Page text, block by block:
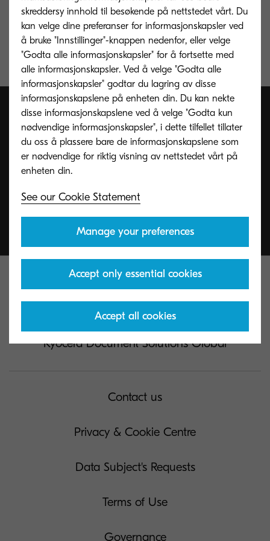
EFI Fiery fargestyringssystem som opsjon
Komponenter med lang levetid gir effektivitet og
pålitelighet uten sammenligning
Kyocera Document Solutions Global
Contact us
Privacy & Cookie Centre
Data Subject's Requests
Terms of Use
Governance
skreddersy innhold til besøkende på nettstedet vårt. Du
kan velge dine preferanser for informasjonskapsler ved
å bruke "Innstillinger"-knappen nedenfor, eller velge
"Godta alle informasjonskapsler" for å fortsette med
alle informasjonskapsler. Ved å velge "Godta alle
informasjonskapsler" godtar du lagring av disse
informasjonskapslene på enheten din. Du kan nekte
disse informasjonskapslene ved å velge "Godta kun
nødvendige informasjonskapsler", i dette tilfellet tillater
du oss å plassere bare de informasjonskapslene som
er nødvendige for riktig visning av nettstedet vårt på
See our Cookie Statement
Manage your preferences
Accept only essential cookies
Accept all cookies